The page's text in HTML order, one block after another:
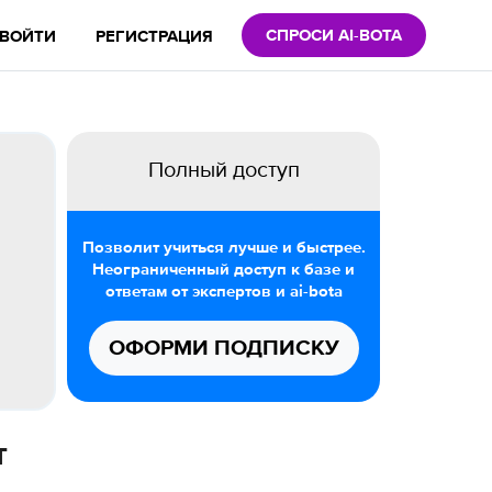
ВОЙТИ РЕГИСТРАЦИЯ СПРОСИ AI-BOTA
Полный доступ
Позволит учиться лучше и быстрее.
Неограниченный доступ к базе и
ответам от экспертов и ai-bota
ОФОРМИ ПОДПИСКУ